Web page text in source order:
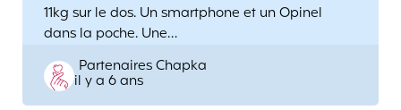
11kg sur le dos. Un smartphone et un Opinel
dans la poche. Une…
Posted
by
Partenaires Chapka
il y a 6 ans